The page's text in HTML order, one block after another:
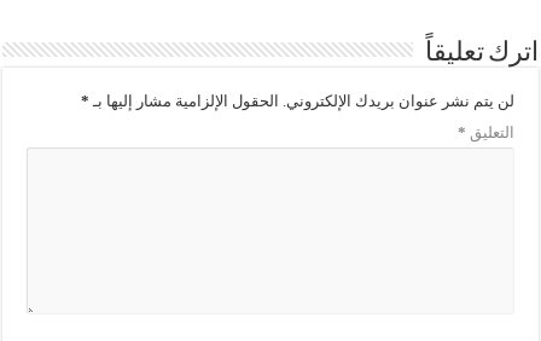
اترك تعليقاً
لن يتم نشر عنوان بريدك الإلكتروني. الحقول الإلزامية مشار إليها بـ *
التعليق *